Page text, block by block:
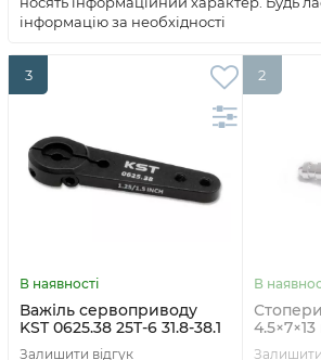
інформацію за необхідності
3
Важіль сервоприводу
KST 0625.38 25T-6 31.8-38.1
M3 алюмінієвий
2